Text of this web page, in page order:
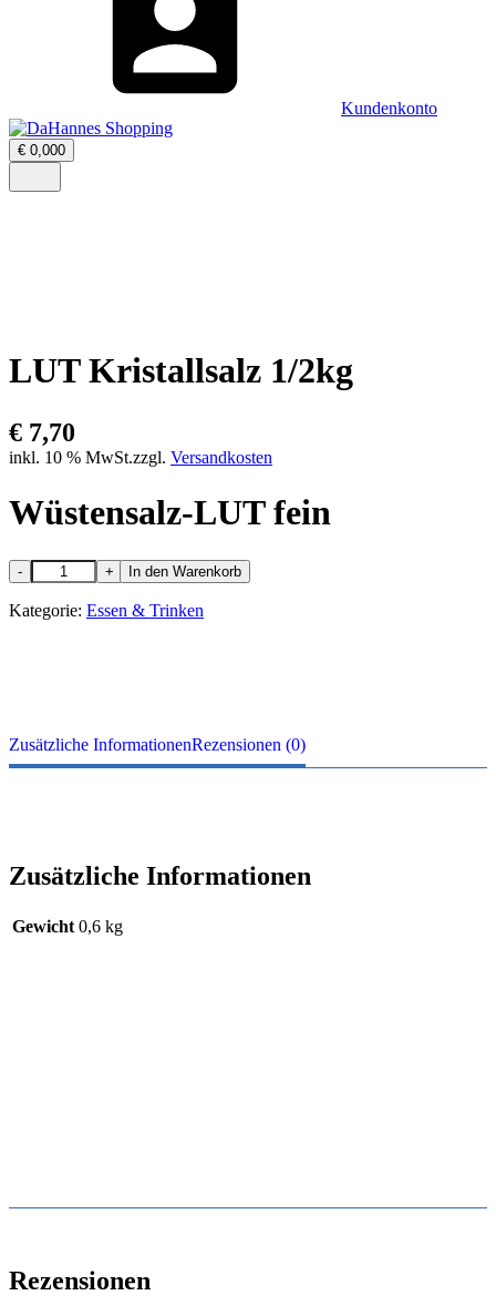
Kundenkonto
€ 0,000Warenkorb
öffnen
Menü
LUT Kristallsalz 1/2kg
€ 7,70
inkl. 10 % MwSt.zzgl. Versandkosten
Wüstensalz-LUT fein
LUT
Kristallsalz
1/2kg
- + In den Warenkorb
Kategorie: Essen & Trinken
Zusätzliche InformationenRezensionen (0)
Zusätzliche Informationen
Gewicht 0,6 kg
Rezensionen